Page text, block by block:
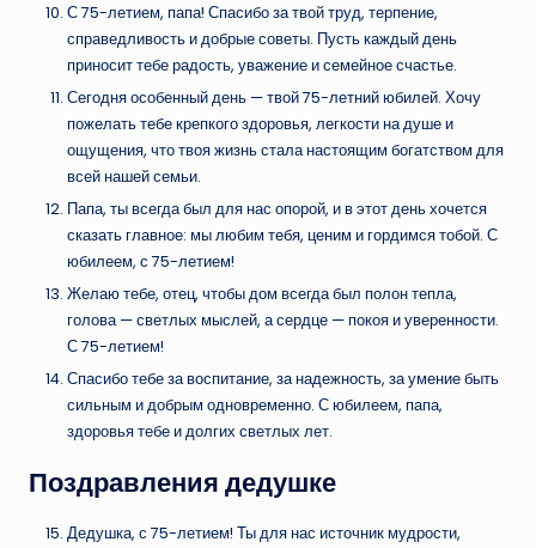
С 75-летием, папа! Спасибо за твой труд, терпение,
справедливость и добрые советы. Пусть каждый день
приносит тебе радость, уважение и семейное счастье.
Сегодня особенный день — твой 75-летний юбилей. Хочу
пожелать тебе крепкого здоровья, легкости на душе и
ощущения, что твоя жизнь стала настоящим богатством для
всей нашей семьи.
Папа, ты всегда был для нас опорой, и в этот день хочется
сказать главное: мы любим тебя, ценим и гордимся тобой. С
юбилеем, с 75-летием!
Желаю тебе, отец, чтобы дом всегда был полон тепла,
голова — светлых мыслей, а сердце — покоя и уверенности.
С 75-летием!
Спасибо тебе за воспитание, за надежность, за умение быть
сильным и добрым одновременно. С юбилеем, папа,
здоровья тебе и долгих светлых лет.
Поздравления дедушке
Дедушка, с 75-летием! Ты для нас источник мудрости,